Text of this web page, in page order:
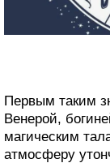
Первым таким
Венерой,
магическим
атмосферу